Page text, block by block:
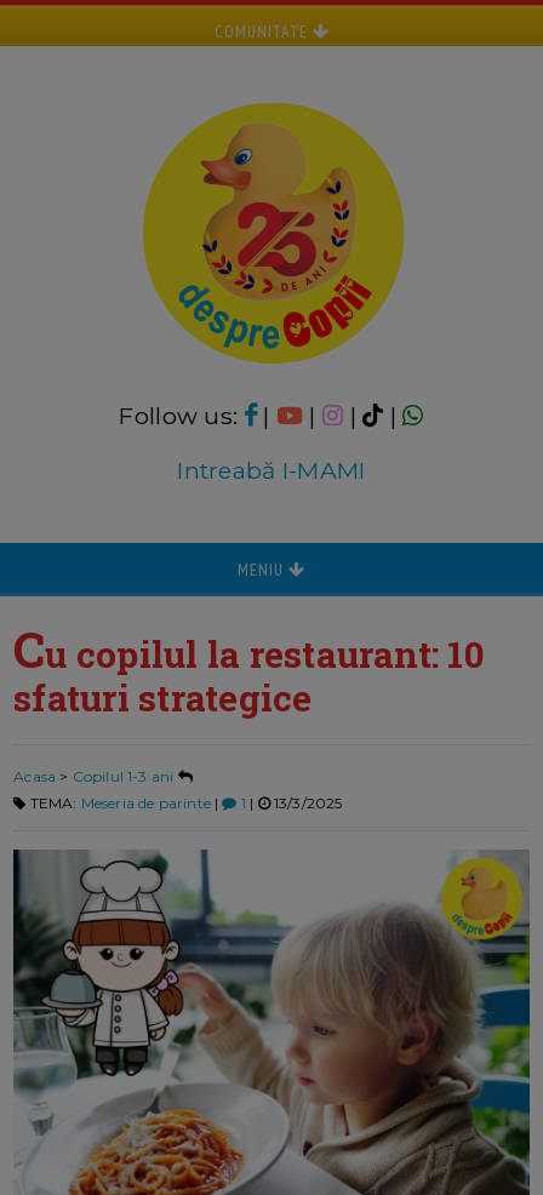
COMUNITATE
Follow us: | | |
|
Intreabă I-MAMI
MENIU
Cu copilul la restaurant: 10
sfaturi strategice
Acasa > Copilul 1-3 ani
TEMA: Meseria de parinte| 1 | 13/3/2025